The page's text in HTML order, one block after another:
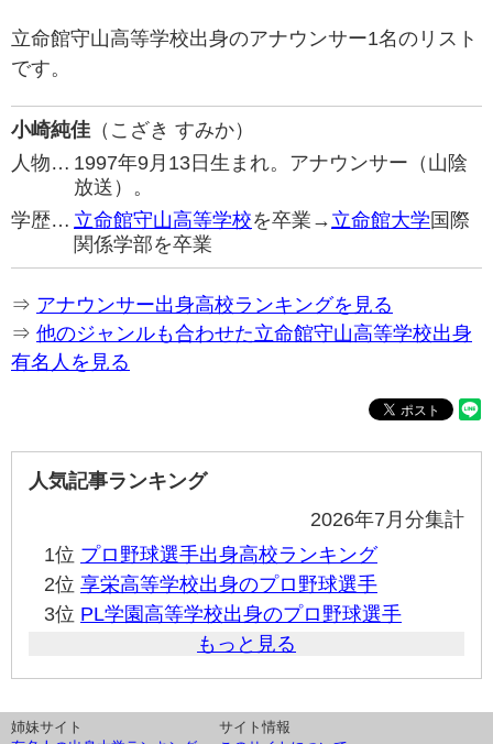
立命館守山高等学校出身のアナウンサー1名のリスト
です。
小崎純佳 （こざき すみか）
人物… 1997年9月13日生まれ。アナウンサー（山陰
放送）。
学歴… 立命館守山高等学校を卒業→ 立命館大学 国際
関係学部を卒業
⇒ アナウンサー出身高校ランキングを見る
⇒ 他のジャンルも合わせた立命館守山高等学校出身
有名人を見る
人気記事ランキング
2026年7月分集計
1位 プロ野球選手出身高校ランキング
2位 享栄高等学校出身のプロ野球選手
3位 PL学園高等学校出身のプロ野球選手
もっと見る
姉妹サイト
サイト情報